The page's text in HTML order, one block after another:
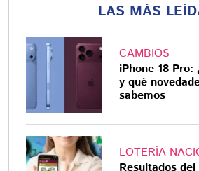
LAS MÁS
CAMBIOS
iPhone 18
y qué
sabemos
LOTERÍA